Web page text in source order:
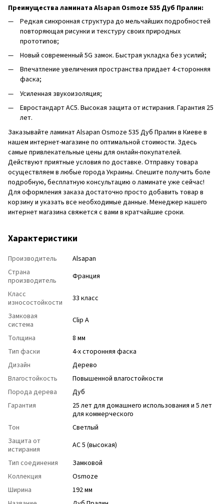
Преимущества ламината Alsapan Osmoze 535 Дуб Пралин:
Редкая синхронная структура до мельчайших подробностей
повторяющая рисунки и текстуру своих природных
прототипов;
Новый современный 5G замок. Быстрая укладка без усилий;
Впечатление увеличения пространства придает 4-сторонняя
фаска;
Усиленная звукоизоляция;
Евростандарт AC5. Высокая защита от истирания. Гарантия 25
лет.
Заказывайте ламинат Alsapan Osmoze 535 Дуб Пралин в Киеве в
нашем интернет-магазине по оптимальной стоимости. Здесь
самые привлекательные цены для онлайн-покупателей.
Действуют приятные условия по доставке. Отправку товара
осуществляем в любые города Украины. Спешите получить боле
подробную, бесплатную консультацию о ламинате уже сейчас!
Для оформления заказа достаточно просто добавить товар в
корзину и указать все необходимые данные. Менеджер нашего
интернет магазина свяжется с вами в кратчайшие сроки.
Характеристики
Производитель
Alsapan
Страна
производитель
Франция
Класс
износостойкости
33 класс
Замковая
система
Clip A
Толщина
8 мм
Тип фаски
4-х сторонняя фаска
Дизайн
Дерево
Влагостойкость
Повышенной влагостойкости
Порода дерева
Дуб
Гарантия
25 лет для домашнего использования и 5 лет
для коммерческого
Тон
Светлый
Защита от
истирания
АС 5 (высокая)
Тип соединения
Замковой
Коллекция
Osmoze
Ширина
192 мм